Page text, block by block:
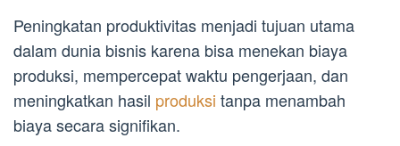
Peningkatan produktivitas menjadi tujuan utama
dalam dunia bisnis karena bisa menekan biaya
produksi, mempercepat waktu pengerjaan, dan
meningkatkan hasil produksi tanpa menambah
biaya secara signifikan.